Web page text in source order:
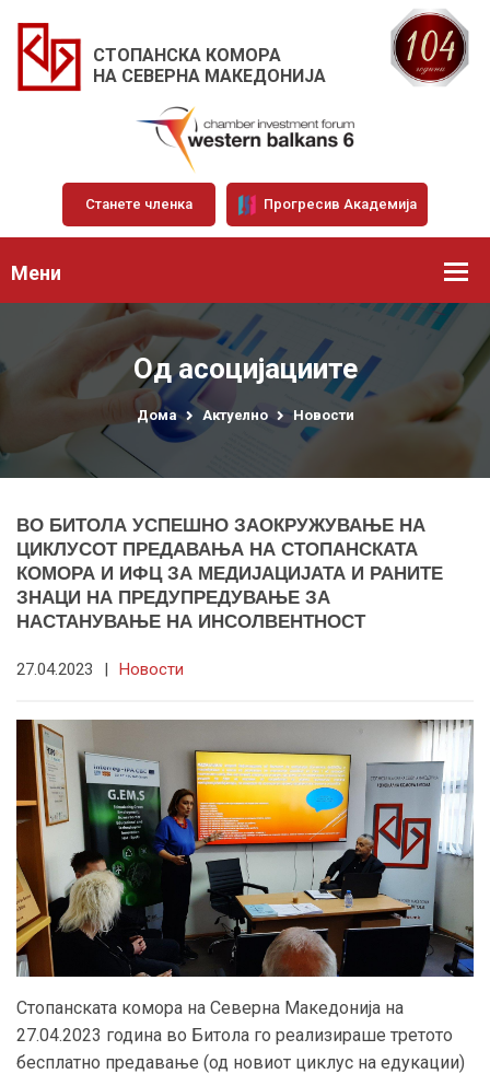
СТОПАНСКА КОМОРА
НА СЕВЕРНА МАКЕДОНИЈА
Станете членка Прогресив Академија
Мени
Од асоцијациите
Дома Актуелно Новости
ВО БИТОЛА УСПЕШНО ЗАОКРУЖУВАЊЕ НА
ЦИКЛУСОТ ПРЕДАВАЊА НА СТОПАНСКАТА
КОМОРА И ИФЦ ЗА МЕДИЈАЦИЈАТА И РАНИТЕ
ЗНАЦИ НА ПРЕДУПРЕДУВАЊЕ ЗА
НАСТАНУВАЊЕ НА ИНСОЛВЕНТНОСТ
27.04.2023 | Новости
Стопанската комора на Северна Македонија на
27.04.2023 година во Битола го реализираше третото
бесплатно предавање (од новиот циклус на едукации)